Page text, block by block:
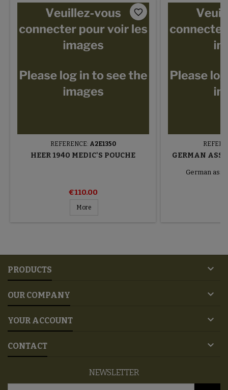
REFERENCE: A2E1350
HEER 1940 MEDIC'S POUCHE
€110.00
More
favorite_border
GERMAN
German
PRODUCTS 
OUR COMPANY 
YOUR ACCOUNT 
CONTACT 
NEWSLETTER